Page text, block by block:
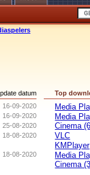
datum
16-09-2020
16-09-2020
25-08-2020
18-08-2020
18-08-2020
Top
Media
Media
Cinema
VLC
KMPlayer
Media
Cinema